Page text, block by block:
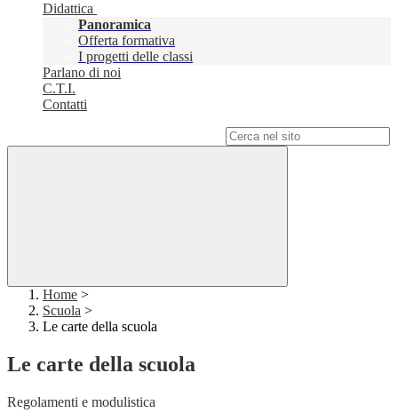
Didattica
Panoramica
Offerta formativa
I progetti delle classi
Parlano di noi
C.T.I.
Contatti
Home >
Scuola >
Le carte della scuola
Le carte della scuola
Regolamenti e modulistica